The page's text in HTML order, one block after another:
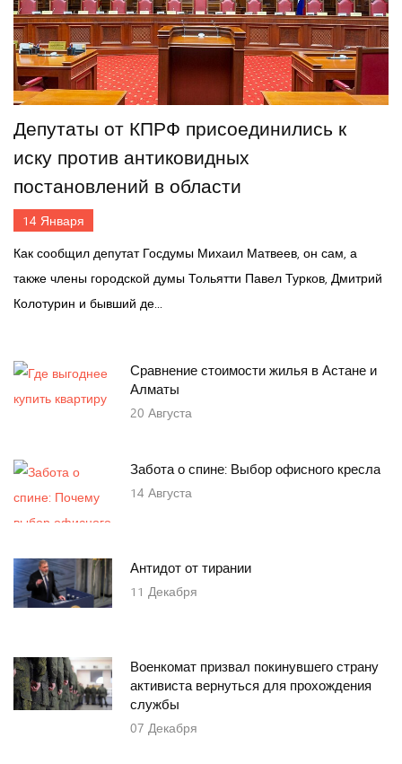
Депутаты от КПРФ присоединились к
иску против антиковидных
постановлений в области
14 Января
Как сообщил депутат Госдумы Михаил Матвеев, он сам, а
также члены городской думы Тольятти Павел Турков, Дмитрий
Колотурин и бывший де...
Сравнение стоимости жилья в Астане и
Алматы
20 Августа
Забота о спине: Выбор офисного кресла
14 Августа
Антидот от тирании
11 Декабря
Военкомат призвал покинувшего страну
активиста вернуться для прохождения
службы
07 Декабря